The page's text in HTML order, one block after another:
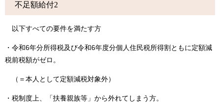
不足額給付2
以下すべての要件を満たす方
・令和6年分所得税及び令和6年度分個人住民税所得割ともに定額減
税前税額がゼロ。
（＝本人として定額減税対象外）
・税制度上、「扶養親族等」から外れてしまう方。